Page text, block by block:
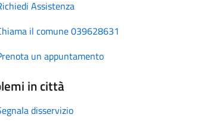
Assistenza
il comune 039628631
un appuntamento
in città
disservizio